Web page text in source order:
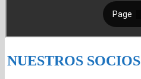
NUESTROS